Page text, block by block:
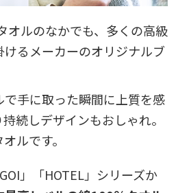
オルのなかでも、多くの高級
るメーカーのオリジナルブ
で手に取った瞬間に上質を感
続しデザインもおしゃれ。
ルです。
」「HOTEL」シリーズか